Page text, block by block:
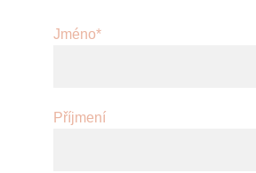
Jméno*
Příjmení